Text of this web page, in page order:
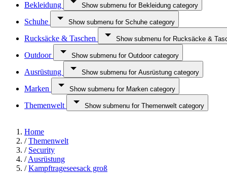
Bekleidung Show submenu for Bekleidung category
Schuhe Show submenu for Schuhe category
Rucksäcke & Taschen Show submenu for Rucksäcke &
Outdoor Show submenu for Outdoor category
Ausrüstung Show submenu for Ausrüstung category
Marken Show submenu for Marken category
Themenwelt Show submenu for Themenwelt category
Home
/ Themenwelt
/ Security
/ Ausrüstung
/ Kampftrageseesack groß